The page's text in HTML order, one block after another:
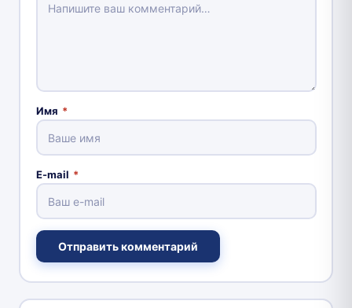
Имя *
E-mail *
Отправить комментарий